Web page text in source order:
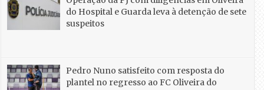
do Hospital e Guarda leva à detenção de sete
suspeitos
Pedro Nuno satisfeito com resposta do
plantel no regresso ao FC Oliveira do